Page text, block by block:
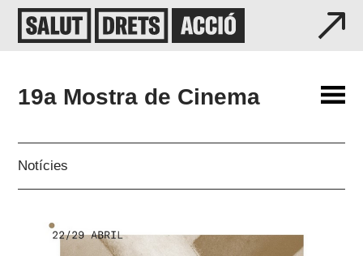
19a Mostra de Cinema
Notícies